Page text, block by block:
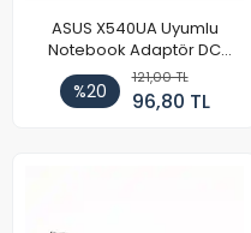
ASUS X540UA Uyumlu
Notebook Adaptör DC
Power Kablosu
%20
121,00 TL
96,80 TL